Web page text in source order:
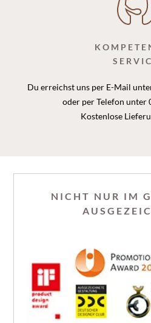
Du erreichst uns per E-Mail
oder per Telefon unter
Kostenlose
NICHT NUR IM